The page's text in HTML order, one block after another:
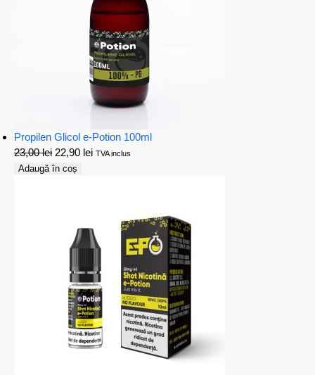
Propilen Glicol e-Potion 100ml
23,00lei 22,90 lei TVA inclus
Adaugă în coș